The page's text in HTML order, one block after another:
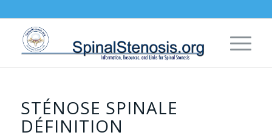
STÉNOSE SPINALE
DÉFINITION